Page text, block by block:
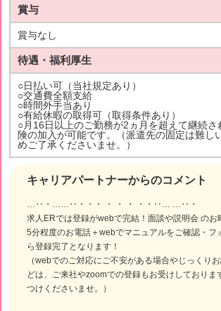
キャリアパートナーからのコメント
…‥・……‥・・・ ・ ・ ・ ・・‥… …‥・
求人ERでは登録がwebで完結！面談や説明会 のお
5分程度のお電話＋webでマニュアルをご確認・フ
ら登録完了となります！
（webでのご対応にご不安がある場合やじっくり
どは、ご来社やzoomでの登録もお受けしておりま
つけくださいませ。）
賞与
賞与なし
待遇・福利厚生
○日払い可（当社規定あり）
○交通費全額支給
○時間外手当あり
○有給休暇の取得可（取得条件あり）
○月16日以上のご勤務が2ヵ月を超えて継続さ
険の加入が可能です。（派遣先の固定は難し
めご了承くださいませ。）